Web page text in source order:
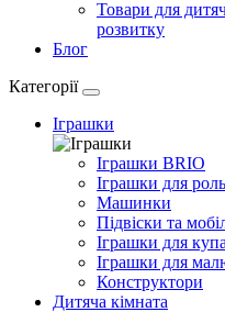
Товари для
розвитку
Блог
Категорії
Іграшки
Іграшки BRIO
Іграшки для
Машинки
Підвіски та
Іграшки для
Іграшки для
Конструктори
Дитяча кімната